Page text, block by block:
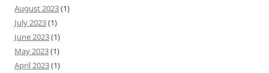
August 2023(1)
July 2023(1)
June 2023(1)
May 2023(1)
April 2023(1)